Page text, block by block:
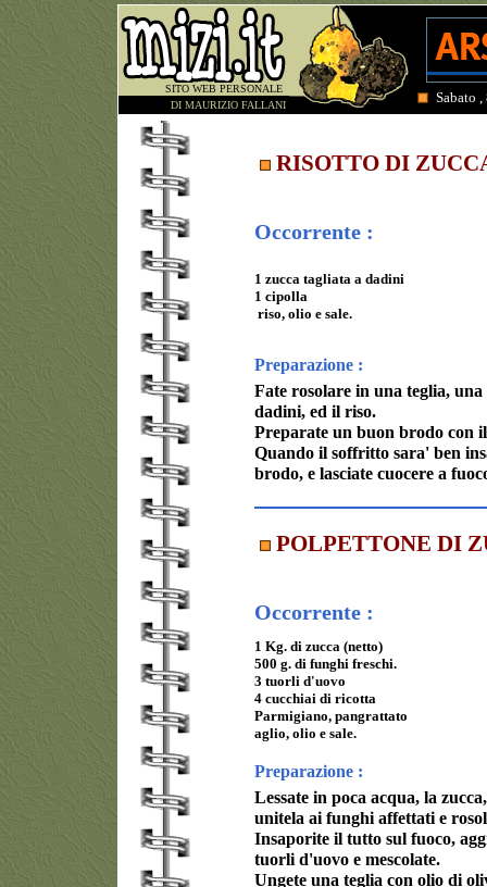
SITO WEB PERSONALE
DI MAURIZIO FALLANI
Sabato
RISOTTO DI
Occorrente :
1 zucca tagliata a dadini
1 cipolla
riso, olio e sale.
Preparazione :
Fate rosolare in una teglia,
dadini, ed il riso.
Preparate un buon brodo con
Quando il soffritto sara' ben
brodo, e lasciate cuocere a
POLPETTONE DI
Occorrente :
1 Kg. di zucca (netto)
500 g. di funghi freschi.
3 tuorli d'uovo
4 cucchiai di ricotta
Parmigiano, pangrattato
aglio, olio e sale.
Preparazione :
Lessate in poca acqua, la
unitela ai funghi affettati e
Insaporite il tutto sul fuoco,
tuorli d'uovo e mescolate.
Ungete una teglia con olio di